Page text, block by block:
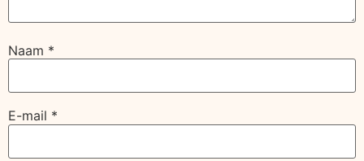
Naam *
E-mail *